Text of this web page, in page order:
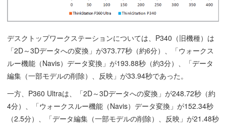
デスクトップワークステーションについては、P340（旧機種）は
「2D～3Dデータへの変換」が373.77秒（約6分）、「ウォークス
ルー機能（Navis）データ変換」が193.88秒（約3分）、「データ
編集（一部モデルの削除）、反映」が33.94秒であった。
一方、P360 Ultraは、「2D～3Dデータへの変換」が248.72秒（約
4分）、「ウォークスルー機能（Navis）データ変換」が152.34秒
（2.5分）、「データ編集（一部モデルの削除）、反映」が21.48秒